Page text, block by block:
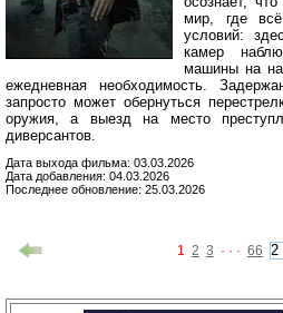
мир, где
условий:
камер
машины на
ежедневная необходимость.
запросто может обернуться
оружия, а выезд на место
диверсантов.
Дата выхода фильма: 03.03.2026
Дата добавления: 04.03.2026
Последнее обновление: 25.03.2026
1 2 3 · · · 66